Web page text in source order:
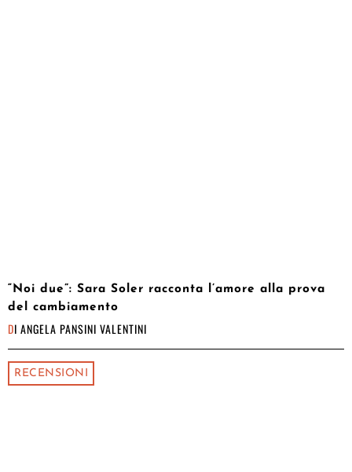
“Noi due”: Sara Soler racconta l’amore alla prova
del cambiamento
DI ANGELA PANSINI VALENTINI
RECENSIONI